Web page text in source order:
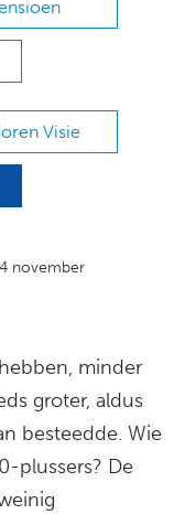
Visie
november
minder
groter, aldus
besteedde. Wie
plussers? De